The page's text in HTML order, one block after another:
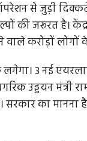
से जुड़ी
की जरूरत है।
वाले करोड़ों
3 नई
उड्डयन मंत्री
सरकार का